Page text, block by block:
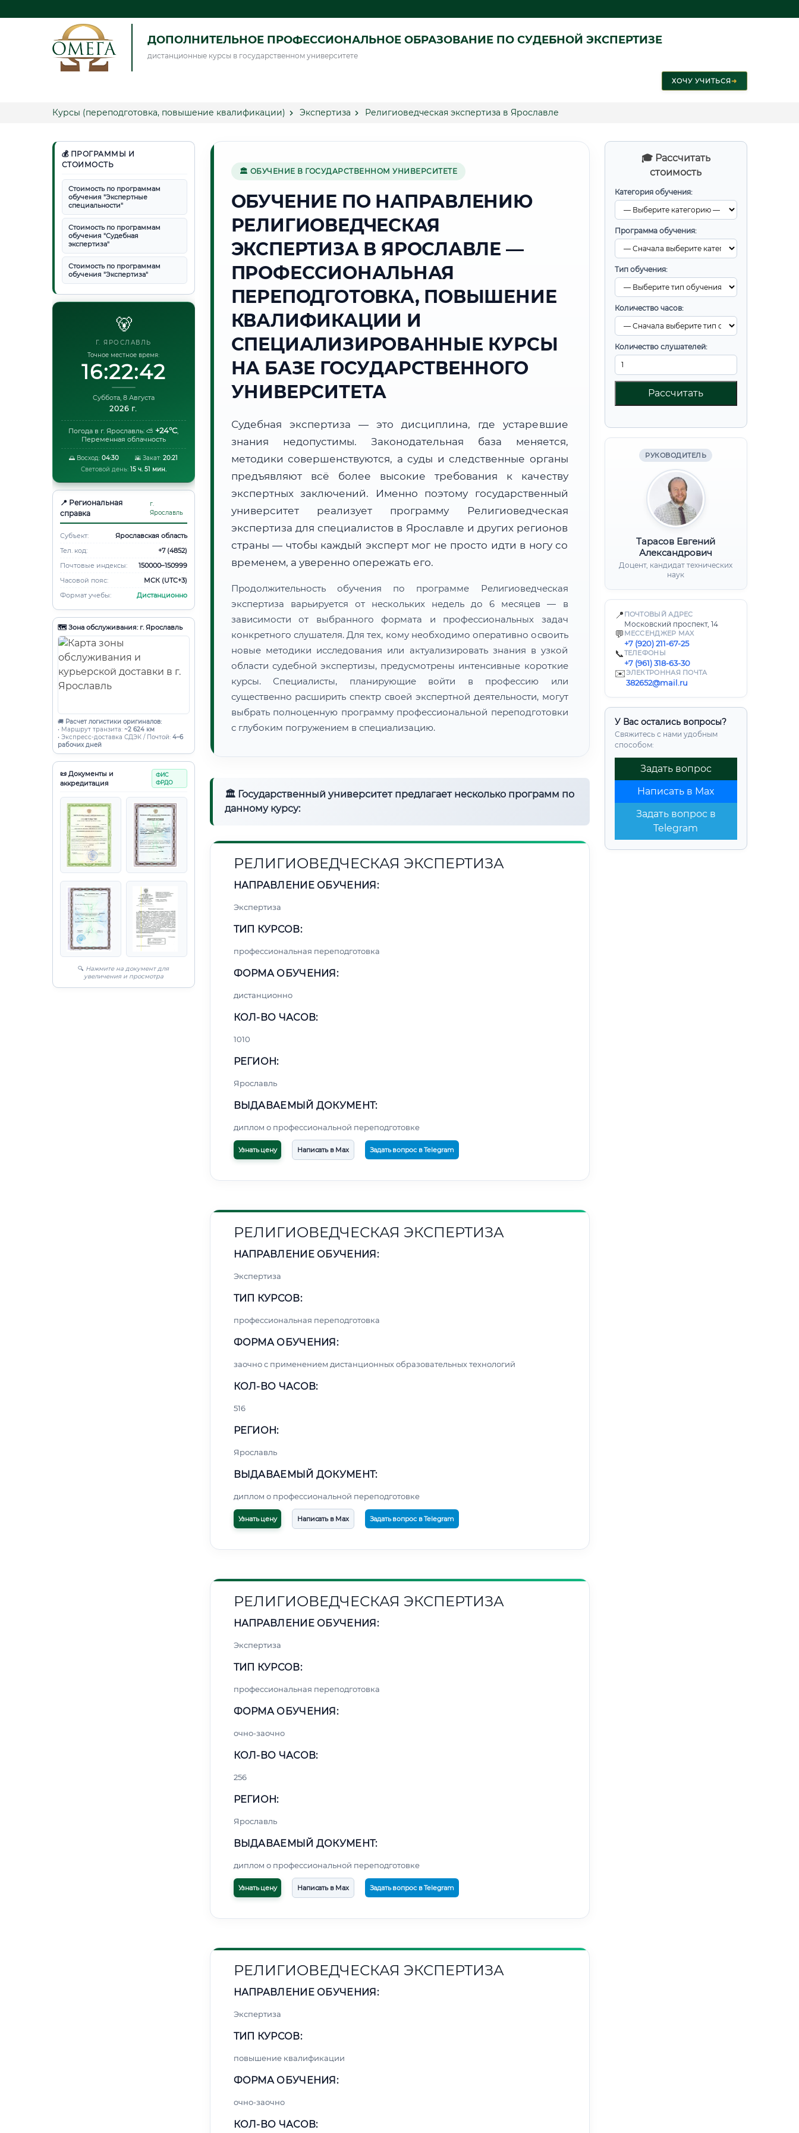
ДОПОЛНИТЕЛЬНОЕ ПРОФЕССИОНАЛЬНОЕ ОБРАЗОВАНИЕ ПО СУДЕБНОЙ ЭКСПЕРТИЗЕ
дистанционные курсы в государственном университете
ХОЧУ УЧИТЬСЯ➜
Курсы (переподготовка, повышение квалификации) Экспертиза Религиоведческая экспертиза в Ярославле
💰 ПРОГРАММЫ И
СТОИМОСТЬ
Стоимость по программам
обучения "Экспертные
специальности"
Стоимость по программам
обучения "Судебная
экспертиза"
Стоимость по программам
обучения "Экспертиза"
🐻
Г. ЯРОСЛАВЛЬ
Точное местное время:
16:22:43
Суббота, 8 Августа
2026 г.
Погода в г. Ярославль: ⛅ +24°C,
Переменная облачность
🌅 Восход: 04:30 🌇 Закат: 20:21
Световой день: 15 ч. 51 мин.
📍 Региональная
справка
г.
Ярославль
Субъект:
Ярославская область
Тел. код:
+7 (4852)
Почтовые индексы:
150000–150999
Часовой пояс:
МСК (UTC+3)
Формат учебы:
Дистанционно
🗺️ Зона обслуживания: г. Ярославль
🚚 Расчет логистики оригиналов:
• Маршрут транзита: ~2 624 км
• Экспресс-доставка СДЭК / Почтой: 4–6
рабочих дней
📜 Документы и
аккредитация
ФИС
ФРДО
🔍 Нажмите на документ для
увеличения и просмотра
🎓 Рассчитать
стоимость
Категория обучения:
Программа обучения:
Тип обучения:
Количество часов:
Количество слушателей:
Рассчитать
РУКОВОДИТЕЛЬ
Тарасов Евгений
Александрович
Доцент, кандидат технических
наук
📍 ПОЧТОВЫЙ АДРЕС
Московский проспект, 14
💬 МЕССЕНДЖЕР MAX
+7 (920) 211-67-25
📞ТЕЛЕФОНЫ
+7 (961) 318-63-30
✉️ЭЛЕКТРОННАЯ ПОЧТА
382652@mail.ru
У Вас остались вопросы?
Свяжитесь с нами удобным
способом:
Задать вопрос
Написать в Max
Задать вопрос в
Telegram
🏛 ОБУЧЕНИЕ В ГОСУДАРСТВЕННОМ УНИВЕРСИТЕТЕ
ОБУЧЕНИЕ ПО НАПРАВЛЕНИЮ
РЕЛИГИОВЕДЧЕСКАЯ
ЭКСПЕРТИЗА В ЯРОСЛАВЛЕ —
ПРОФЕССИОНАЛЬНАЯ
ПЕРЕПОДГОТОВКА, ПОВЫШЕНИЕ
КВАЛИФИКАЦИИ И
СПЕЦИАЛИЗИРОВАННЫЕ КУРСЫ
НА БАЗЕ ГОСУДАРСТВЕННОГО
УНИВЕРСИТЕТА
Судебная экспертиза — это дисциплина, где устаревшие
знания недопустимы. Законодательная база меняется,
методики совершенствуются, а суды и следственные органы
предъявляют всё более высокие требования к качеству
экспертных заключений. Именно поэтому государственный
университет реализует программу Религиоведческая
экспертиза для специалистов в Ярославле и других регионов
страны — чтобы каждый эксперт мог не просто идти в ногу со
временем, а уверенно опережать его.
Продолжительность обучения по программе Религиоведческая
экспертиза варьируется от нескольких недель до 6 месяцев — в
зависимости от выбранного формата и профессиональных задач
конкретного слушателя. Для тех, кому необходимо оперативно освоить
новые методики исследования или актуализировать знания в узкой
области судебной экспертизы, предусмотрены интенсивные короткие
курсы. Специалисты, планирующие войти в профессию или
существенно расширить спектр своей экспертной деятельности, могут
выбрать полноценную программу профессиональной переподготовки
с глубоким погружением в специализацию.
🏛 Государственный университет предлагает несколько программ по
данному курсу:
РЕЛИГИОВЕДЧЕСКАЯ ЭКСПЕРТИЗА
НАПРАВЛЕНИЕ ОБУЧЕНИЯ:
Экспертиза
ТИП КУРСОВ:
профессиональная переподготовка
ФОРМА ОБУЧЕНИЯ:
дистанционно
КОЛ-ВО ЧАСОВ:
1010
РЕГИОН:
Ярославль
ВЫДАВАЕМЫЙ ДОКУМЕНТ:
диплом о профессиональной переподготовке
Узнать цену Написать в Max Задать вопрос в Telegram
РЕЛИГИОВЕДЧЕСКАЯ ЭКСПЕРТИЗА
НАПРАВЛЕНИЕ ОБУЧЕНИЯ:
Экспертиза
ТИП КУРСОВ:
профессиональная переподготовка
ФОРМА ОБУЧЕНИЯ:
заочно с применением дистанционных образовательных технологий
КОЛ-ВО ЧАСОВ:
516
РЕГИОН:
Ярославль
ВЫДАВАЕМЫЙ ДОКУМЕНТ:
диплом о профессиональной переподготовке
Узнать цену Написать в Max Задать вопрос в Telegram
РЕЛИГИОВЕДЧЕСКАЯ ЭКСПЕРТИЗА
НАПРАВЛЕНИЕ ОБУЧЕНИЯ:
Экспертиза
ТИП КУРСОВ:
профессиональная переподготовка
ФОРМА ОБУЧЕНИЯ:
очно-заочно
КОЛ-ВО ЧАСОВ:
256
РЕГИОН:
Ярославль
ВЫДАВАЕМЫЙ ДОКУМЕНТ:
диплом о профессиональной переподготовке
Узнать цену Написать в Max Задать вопрос в Telegram
РЕЛИГИОВЕДЧЕСКАЯ ЭКСПЕРТИЗА
НАПРАВЛЕНИЕ ОБУЧЕНИЯ:
Экспертиза
ТИП КУРСОВ:
повышение квалификации
ФОРМА ОБУЧЕНИЯ:
очно-заочно
КОЛ-ВО ЧАСОВ: